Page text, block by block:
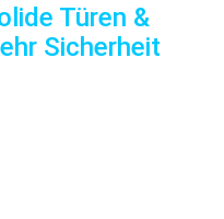
Türen &
Sicherheit